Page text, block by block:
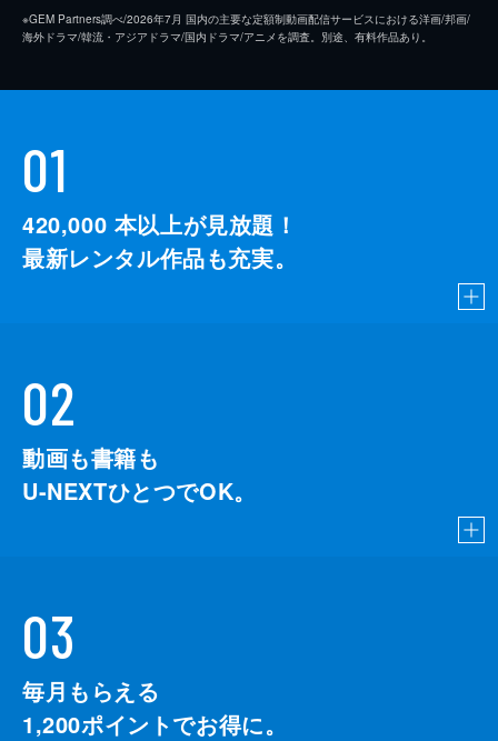
※GEM Partners調べ/2026年7⽉ 国内の主要な定額制動画配信サービスにおける洋画/邦画/
海外ドラマ/韓流・アジアドラマ/国内ドラマ/アニメを調査。別途、有料作品あり。
01
420,000 本以上が見放題！
最新レンタル作品も充実。
02
動画も書籍も
U-NEXTひとつでOK。
03
毎月もらえる
1,200ポイントでお得に。